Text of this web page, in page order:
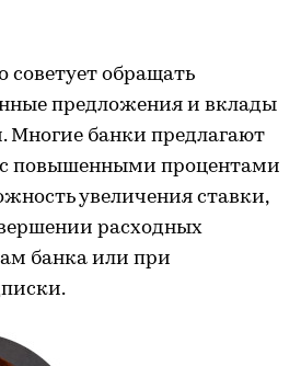
советует обращать
предложения и вклады
Многие банки предлагают
повышенными процентами
увеличения ставки,
расходных
банка или при